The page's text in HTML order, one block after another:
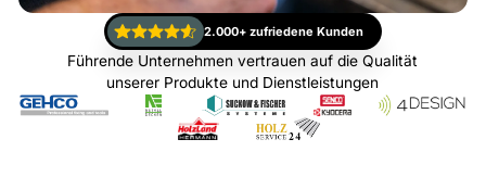
2.000+ zufriedene Kunden
Führende Unternehmen vertrauen auf die Qualität
unserer Produkte und Dienstleistungen